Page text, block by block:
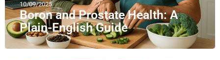
10/09/2025
Boron and Prostate Health: A
Plain-English Guide